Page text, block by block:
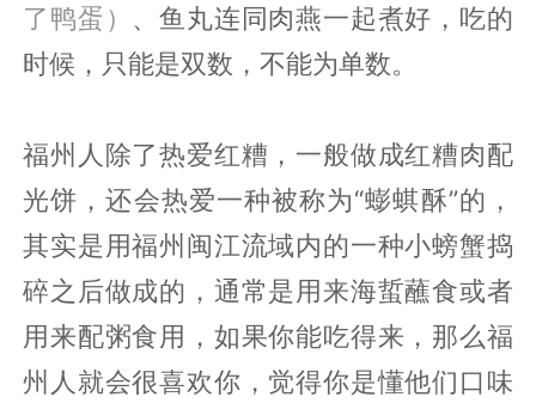
了鸭蛋） 、鱼丸连同肉燕一起煮好，吃的
时候，只能是双数，不能为单数。
福州人除了热爱红糟，一般做成红糟肉配
光饼，还会热爱一种被称为“蟛蜞酥”的，
其实是用福州闽江流域内的一种小螃蟹捣
碎之后做成的，通常是用来海蜇蘸食或者
用来配粥食用，如果你能吃得来，那么福
州人就会很喜欢你，觉得你是懂他们口味